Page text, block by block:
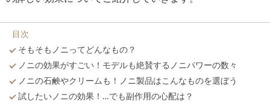
目次
そもそもノニってどんなもの？
ノニの効果がすごい！モデルも絶賛するノニパワーの数々
ノニの石鹸やクリームも！ノニ製品はこんなものを選ぼう
試したいノニの効果！…でも副作用の心配は？